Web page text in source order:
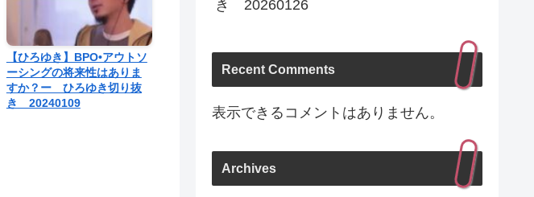
【ひろゆき】BPO•アウトソ
ーシングの将来性はありま
すか？ー ひろゆき切り抜
き 20240109
き 20260126
Recent Comments
表示できるコメントはありません。
Archives